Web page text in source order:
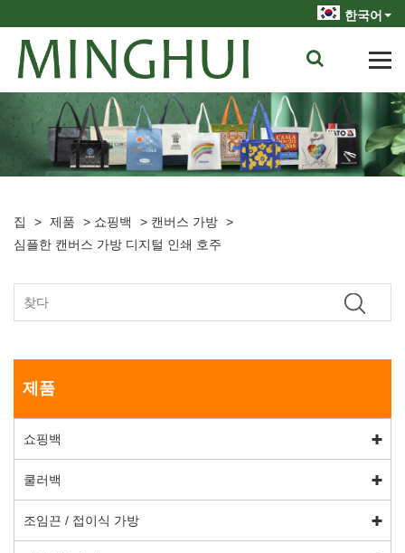
한국어
집 > 제품 > 쇼핑백 > 캔버스 가방 >
심플한 캔버스 가방 디지털 인쇄 호주
제품
쇼핑백
쿨러백
조임끈 / 접이식 가방